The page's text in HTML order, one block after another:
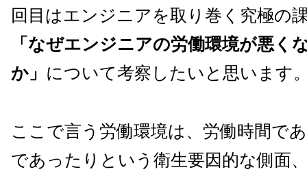
回目はエンジニアを取り巻く究極の
「なぜエンジニアの労働環境が悪く
か」 について考察したいと思います
ここで言う労働環境は、労働時間で
であったりという衛生要因的な側面